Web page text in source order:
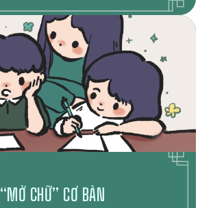
“MỞ CHỮ” CƠ BẢN